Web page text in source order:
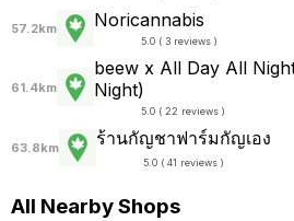
57.2km Noricannabis
5.0 ( 3 reviews )
61.4km
beew x All Day All
Night)
5.0 ( 22 reviews )
63.8km ร้านกัญชาฟาร์มกัญเอง
5.0 ( 41 reviews )
All Nearby Shops